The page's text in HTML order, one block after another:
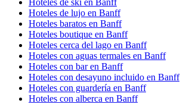
Hoteles de ski en Banff
Hoteles de lujo en Banff
Hoteles baratos en Banff
Hoteles boutique en Banff
Hoteles cerca del lago en Banff
Hoteles con aguas termales en Banff
Hoteles con bar en Banff
Hoteles con desayuno incluido en Banff
Hoteles con guardería en Banff
Hoteles con alberca en Banff